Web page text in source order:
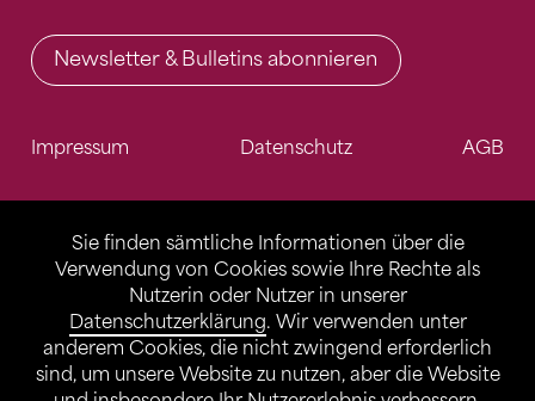
Sie finden sämtliche Informationen über die
Verwendung von Cookies sowie Ihre Rechte als
Nutzerin oder Nutzer in unserer
Datenschutzerklärung. Wir verwenden unter
anderem Cookies, die nicht zwingend erforderlich
sind, um unsere Website zu nutzen, aber die Website
Newsletter & Bulletins abonnieren
Impressum Datenschutz AGB